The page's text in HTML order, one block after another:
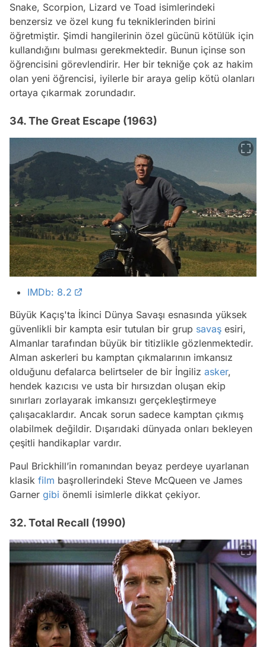
Snake, Scorpion, Lizard ve Toad isimlerindeki
benzersiz ve özel kung fu tekniklerinden birini
öğretmiştir. Şimdi hangilerinin özel gücünü kötülük için
kullandığını bulması gerekmektedir. Bunun içinse son
öğrencisini görevlendirir. Her bir tekniğe çok az hakim
olan yeni öğrencisi, iyilerle bir araya gelip kötü olanları
ortaya çıkarmak zorundadır.
34. The Great Escape (1963)
IMDb: 8.2
Büyük Kaçış'ta İkinci Dünya Savaşı esnasında yüksek
güvenlikli bir kampta esir tutulan bir grup savaş esiri,
Almanlar tarafından büyük bir titizlikle gözlenmektedir.
Alman askerleri bu kamptan çıkmalarının imkansız
olduğunu defalarca belirtseler de bir İngiliz asker,
hendek kazıcısı ve usta bir hırsızdan oluşan ekip
sınırları zorlayarak imkansızı gerçekleştirmeye
çalışacaklardır. Ancak sorun sadece kamptan çıkmış
olabilmek değildir. Dışarıdaki dünyada onları bekleyen
çeşitli handikaplar vardır.
Paul Brickhill’in romanından beyaz perdeye uyarlanan
klasik film başrollerindeki Steve McQueen ve James
Garner gibi önemli isimlerle dikkat çekiyor.
32. Total Recall (1990)